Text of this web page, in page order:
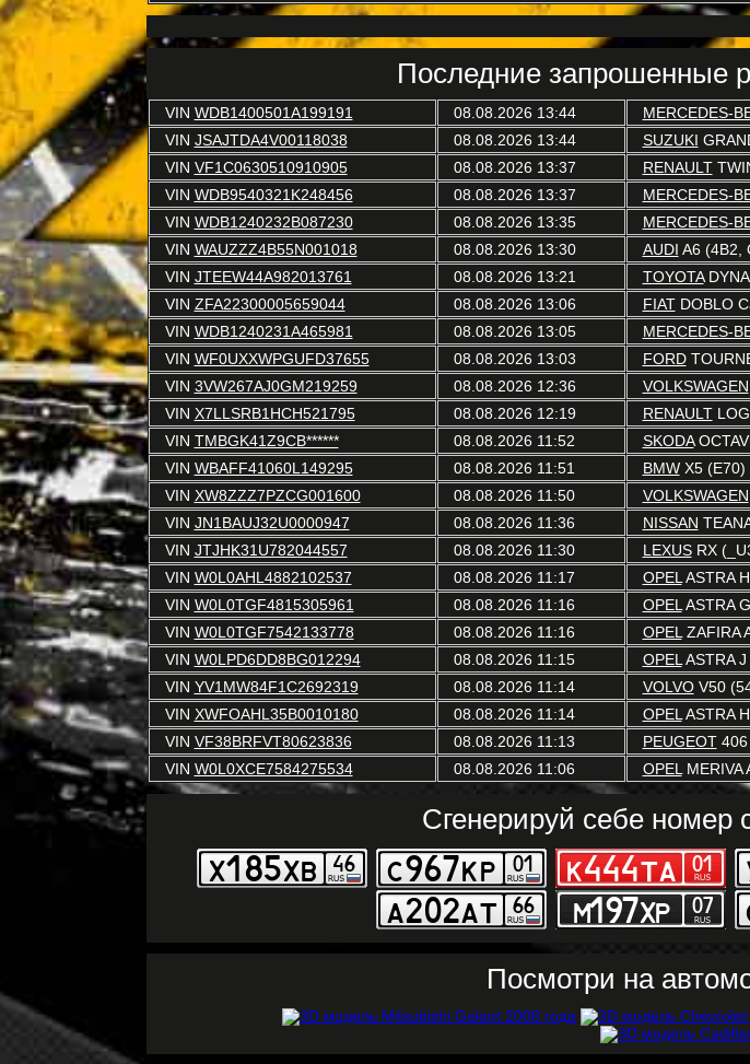
Последние запрошенные
VIN WDB1400501A199191 08.08.2026 13:44 MERCEDES-
VIN JSAJTDA4V00118038 08.08.2026 13:44 SUZUKI
VIN VF1C0630510910905 08.08.2026 13:37 RENAULT
VIN WDB9540321K248456 08.08.2026 13:37 MERCEDES-
VIN WDB1240232B087230 08.08.2026 13:35 MERCEDES-
VIN WAUZZZ4B55N001018 08.08.2026 13:30 AUDI A6 (4B2,
VIN JTEEW44A982013761 08.08.2026 13:21 TOYOTADYNA
VIN ZFA22300005659044 08.08.2026 13:06 FIATDOBLO
VIN WDB1240231A465981 08.08.2026 13:05 MERCEDES-
VIN WF0UXXWPGUFD37655 08.08.2026 13:03 FORD
VIN 3VW267AJ0GM219259 08.08.2026 12:36 VOLKSWAGEN
VIN X7LLSRB1HCH521795 08.08.2026 12:19 RENAULT
VIN TMBGK41Z9CB****** 08.08.2026 11:52 SKODA
VIN WBAFF41060L149295 08.08.2026 11:51 BMWX5 (E70)
VIN XW8ZZZ7PZCG001600 08.08.2026 11:50 VOLKSWAGEN
VIN JN1BAUJ32U0000947 08.08.2026 11:36 NISSAN
VIN JTJHK31U782044557 08.08.2026 11:30 LEXUSRX
VIN W0L0AHL4882102537 08.08.2026 11:17 OPEL ASTRA
VIN W0L0TGF4815305961 08.08.2026 11:16 OPEL ASTRA
VIN W0L0TGF7542133778 08.08.2026 11:16 OPEL ZAFIRA
VIN W0LPD6DD8BG012294 08.08.2026 11:15 OPEL ASTRA
VIN YV1MW84F1C2692319 08.08.2026 11:14 VOLVOV50
VIN XWFOAHL35B0010180 08.08.2026 11:14 OPEL ASTRA
VIN VF38BRFVT80623836 08.08.2026 11:13 PEUGEOT406
VIN W0L0XCE7584275534 08.08.2026 11:06 OPEL MERIVA
Сгенерируй себе номер
Посмотри на